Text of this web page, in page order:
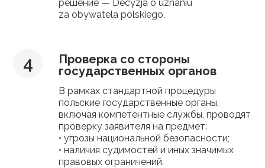
решение — Decyzja o uznaniu
za obywatela polskiego.
Проверка со стороны
государственных органов
В рамках стандартной процедуры
польские государственные органы,
включая компетентные службы, проводят
проверку заявителя на предмет:
• угрозы национальной безопасности;
• наличия судимостей и иных значимых
правовых ограничений.